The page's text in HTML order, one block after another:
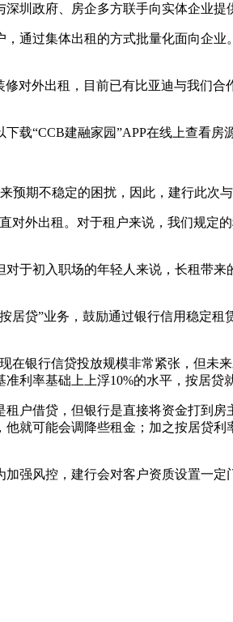
圳政府、房企多方联手向实体企业提
通过集体出租的方式批量化面向企
对外出租，目前已有比亚迪与我们
载“CCB建融家园”APP在线上查看房
期不稳定的困扰，因此，建行此次
外出租。对于租户来说，我们规定
于初入职场的年轻人来说，长租带
贷”业务，鼓励通过银行信用稳定
银行信贷投放规模非常紧张，但未
利率基础上上浮10%的水平，按居贷
户借贷，但银行是直接将资金打到
就可能会调降些租金；加之按居贷
强风控，建行会对客户资质设置一